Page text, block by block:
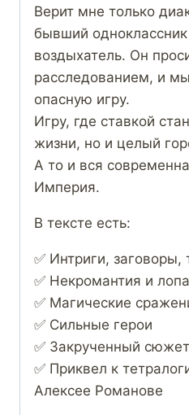
Верит мне только
бывший
воздыхатель. Он
расследованием, и
опасную игру.
Игру, где ставкой
жизни, но и целый
А то и вся
Империя.
В тексте есть:
✅ Интриги,
✅ Некромантия и
✅ Магические
✅ Сильные герои
✅ Закрученный сюжет
✅ Приквел к
Алексее Романове